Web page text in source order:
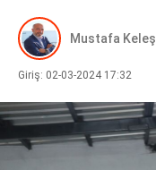
GÜNDEM
KÜLÜR – SANAT
SAĞLIK
Mustafa Keleş
Giriş: 02-03-2024 17:32